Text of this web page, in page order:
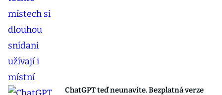
ChatGPT teď neunavíte. Bezplatná verze